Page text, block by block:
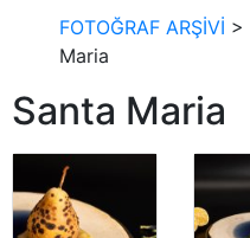
FOTOĞRAF ARŞİVİ >
Maria
Santa Maria